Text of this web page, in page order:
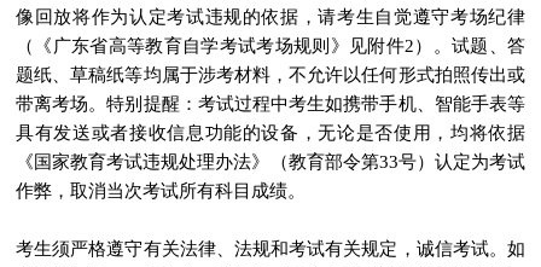
像回放将作为认定考试违规的依据，请考生自觉遵守考场纪律
（《广东省高等教育自学考试考场规则》见附件2）。试题、答
题纸、草稿纸等均属于涉考材料，不允许以任何形式拍照传出或
带离考场。特别提醒：考试过程中考生如携带手机、智能手表等
具有发送或者接收信息功能的设备，无论是否使用，均将依据
《国家教育考试违规处理办法》（教育部令第33号）认定为考试
作弊，取消当次考试所有科目成绩。
考生须严格遵守有关法律、法规和考试有关规定，诚信考试。如